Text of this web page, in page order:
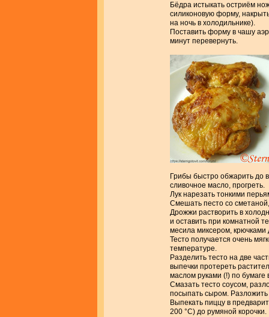
Бёдра истыкать остриём
силиконовую форму,
на ночь в холодильнике).
Поставить форму в чашу
минут перевернуть.
Грибы быстро обжарить до
сливочное масло, прогреть.
Лук нарезать тонкими
Смешать песто со
Дрожжи растворить в
и оставить при комнатной
месила миксером, крючками
Тесто получается очень
температуре.
Разделить тесто на две
выпечки протереть
маслом руками (!) по бумаге
Смазать тесто соусом,
посыпать сыром.
Выпекать пиццу в
200 °С) до румяной корочки.